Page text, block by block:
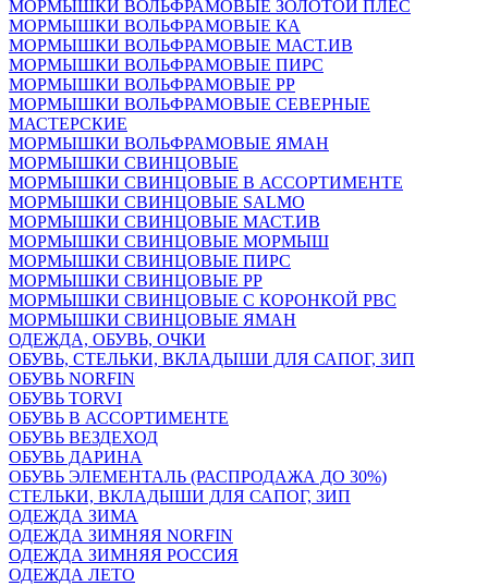
МОРМЫШКИ ВОЛЬФРАМОВЫЕ ЗОЛОТОЙ ПЛЁС
МОРМЫШКИ ВОЛЬФРАМОВЫЕ КА
МОРМЫШКИ ВОЛЬФРАМОВЫЕ МАСТ.ИВ
МОРМЫШКИ ВОЛЬФРАМОВЫЕ ПИРС
МОРМЫШКИ ВОЛЬФРАМОВЫЕ РР
МОРМЫШКИ ВОЛЬФРАМОВЫЕ СЕВЕРНЫЕ
МАСТЕРСКИЕ
МОРМЫШКИ ВОЛЬФРАМОВЫЕ ЯМАН
МОРМЫШКИ СВИНЦОВЫЕ
МОРМЫШКИ СВИНЦОВЫЕ В АССОРТИМЕНТЕ
МОРМЫШКИ СВИНЦОВЫЕ SALMO
МОРМЫШКИ СВИНЦОВЫЕ МАСТ.ИВ
МОРМЫШКИ СВИНЦОВЫЕ МОРМЫШ
МОРМЫШКИ СВИНЦОВЫЕ ПИРС
МОРМЫШКИ СВИНЦОВЫЕ РР
МОРМЫШКИ СВИНЦОВЫЕ С КОРОНКОЙ РВС
МОРМЫШКИ СВИНЦОВЫЕ ЯМАН
ОДЕЖДА, ОБУВЬ, ОЧКИ
ОБУВЬ, СТЕЛЬКИ, ВКЛАДЫШИ ДЛЯ САПОГ, ЗИП
ОБУВЬ NORFIN
ОБУВЬ TORVI
ОБУВЬ В АССОРТИМЕНТЕ
ОБУВЬ ВЕЗДЕХОД
ОБУВЬ ДАРИНА
ОБУВЬ ЭЛЕМЕНТАЛЬ (РАСПРОДАЖА ДО 30%)
СТЕЛЬКИ, ВКЛАДЫШИ ДЛЯ САПОГ, ЗИП
ОДЕЖДА ЗИМА
ОДЕЖДА ЗИМНЯЯ NORFIN
ОДЕЖДА ЗИМНЯЯ РОССИЯ
ОДЕЖДА ЛЕТО